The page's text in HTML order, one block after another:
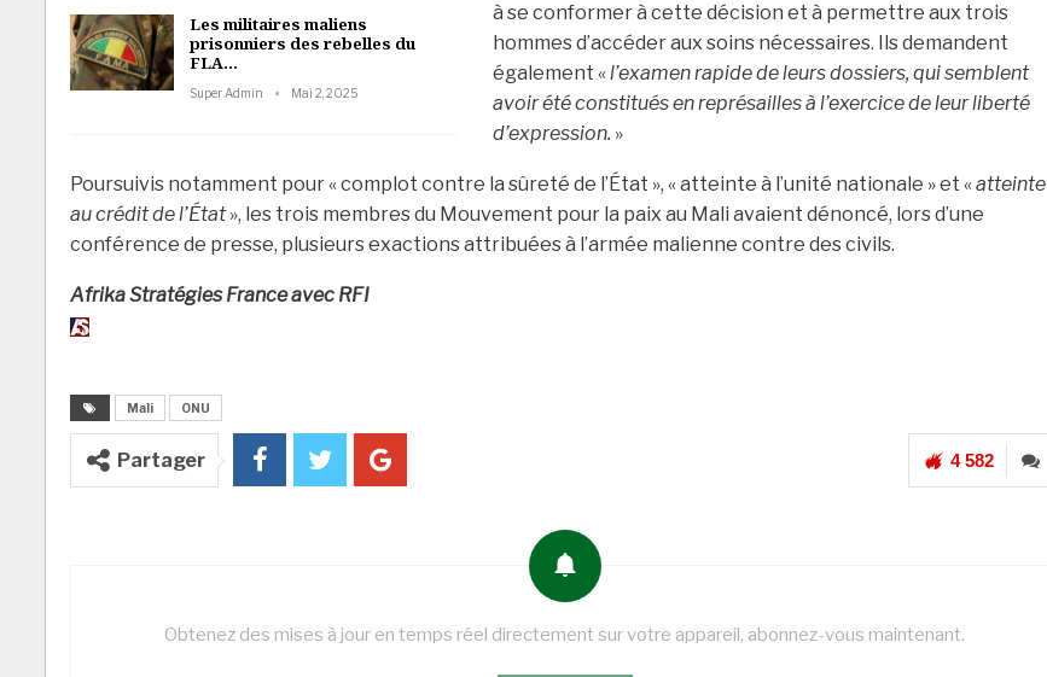
Les militaires maliens
prisonniers des rebelles du
FLA…
Super Admin Mai 2, 2025
à se conformer à cette décision et à permettre aux trois
hommes d’accéder aux soins nécessaires. Ils demandent
également «l’examen rapide de leurs dossiers, qui semblent
avoir été constitués en représailles à l’exercice de leur liberté
d’expression. »
Poursuivis notamment pour « complot contre la sûreté de l’État », « atteinte à l’unité nationale » et «atteinte
au crédit de l’État», les trois membres du Mouvement pour la paix au Mali avaient dénoncé, lors d’une
conférence de presse, plusieurs exactions attribuées à l’armée malienne contre des civils.
Afrika Stratégies France avec RFI
Mali ONU
4 582
Partager
Obtenez des mises à jour en temps réel directement sur votre appareil, abonnez-vous maintenant.